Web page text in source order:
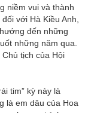
niềm vui và thành
với Hà Kiều Anh,
đến những
những năm qua.
tịch của Hội
tim” kỳ này là
là em dâu của Hoa